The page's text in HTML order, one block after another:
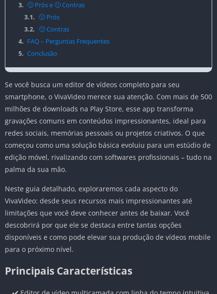
3. 🙂 Prós e 🙁 Contras
3.1. 🙂 Prós
3.2. 🙁 Contras
4. FAQ – Perguntas Frequentes
5. Conclusão
Se você busca um editor de vídeos completo para seu
smartphone, o VivaVideo merece sua atenção. Com mais de 500
milhões de downloads na Play Store, esse app transforma
gravações comuns em conteúdos impressionantes, ideal para
redes sociais, memórias pessoais ou projetos criativos. O que
começou como uma solução básica evoluiu para um estúdio de
edição móvel, rivalizando com softwares profissionais – tudo na
palma da sua mão.
Neste guia detalhado, exploraremos cada aspecto do
VivaVideo: desde seus recursos mais impressionantes até
limitações que você deve conhecer antes de baixar. Você
descobrirá por que ele se destaca entre tantas opções
disponíveis e como pode elevar sua produção de vídeos mobile
para o próximo nível.
Principais Características